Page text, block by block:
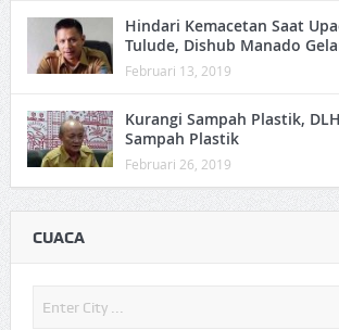
Hindari Kemacetan Saat
Tulude, Dishub Manado
Februari 13, 2019
Kurangi Sampah Plastik,
Sampah Plastik
Februari 26, 2019
CUACA